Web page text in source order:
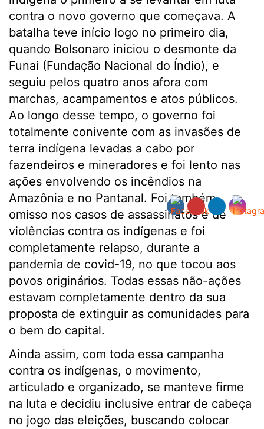
contra o novo governo que começava. A
batalha teve início logo no primeiro dia,
quando Bolsonaro iniciou o desmonte da
Funai (Fundação Nacional do Índio), e
seguiu pelos quatro anos afora com
marchas, acampamentos e atos públicos.
Ao longo desse tempo, o governo foi
totalmente conivente com as invasões de
terra indígena levadas a cabo por
fazendeiros e mineradores e foi lento nas
ações envolvendo os incêndios na
Amazônia e no Pantanal. Foi também
omisso nos casos de assassinatos e de
violências contra os indígenas e foi
completamente relapso, durante a
pandemia de covid-19, no que tocou aos
povos originários. Todas essas não-ações
estavam completamente dentro da sua
proposta de extinguir as comunidades para
o bem do capital.
Ainda assim, com toda essa campanha
contra os indígenas, o movimento,
articulado e organizado, se manteve firme
na luta e decidiu inclusive entrar de cabeça
no jogo das eleições, buscando colocar